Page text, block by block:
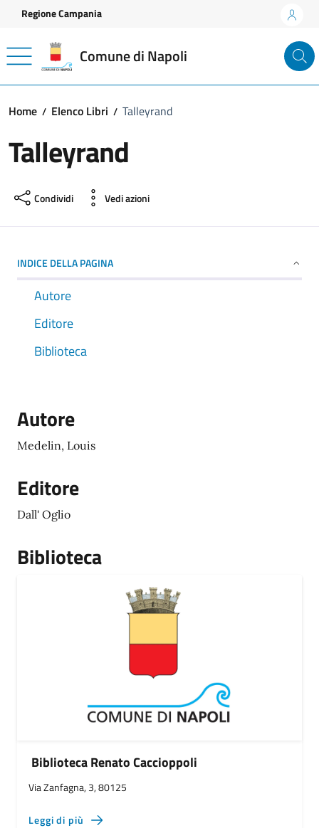
Vai ai contenuti
Vai al footer
Regione Campania
Comune di Napoli
Home Elenco Libri Talleyrand
Talleyrand
Condividi Vedi azioni
INDICE DELLA PAGINA
Autore
Editore
Biblioteca
Autore
Medelin, Louis
Editore
Dall' Oglio
Biblioteca
Biblioteca Renato Caccioppoli
Via Zanfagna, 3, 80125
Leggi di più